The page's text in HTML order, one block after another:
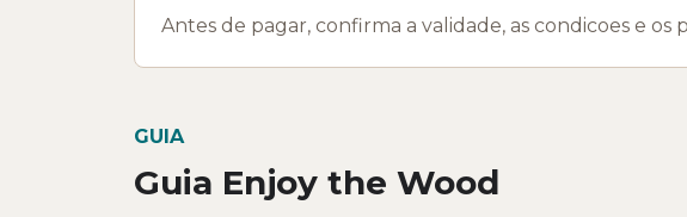
Antes de pagar, confirma a validade, as condicoes e
GUIA
Guia Enjoy the Wood